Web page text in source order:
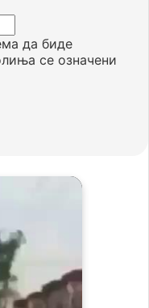
да биде
се означени